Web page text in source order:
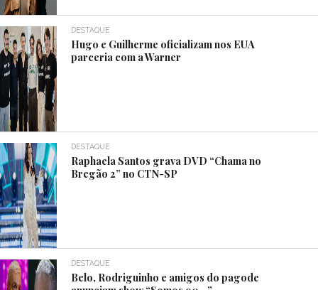
DESTAQUE
Hugo e Guilherme oficializam nos EUA
parceria com a Warner
DESTAQUE
Raphaela Santos grava DVD “Chama no
Bregão 2” no CTN-SP
DESTAQUE
Belo, Rodriguinho e amigos do pagode